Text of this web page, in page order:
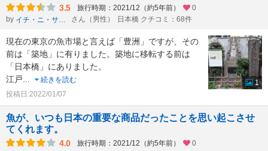
3.5 旅行時期：2021/12（約5年前）
0
by
イチ・ニ・サン・シー・ニー・ニー さん（男性） 日本橋 クチコミ：68件
現在の東京の魚市場と言えば「豊洲」ですが、その
前は「築地」に有りました。築地に移転する前は
「日本橋」にありました。
江戸...
続きを読む
投稿日:2022/01/07
1
魚が、いつも日本の重要な商品だったことを思い起こさせ
てくれます。
4.0 旅行時期：2021/12（約5年前）
0